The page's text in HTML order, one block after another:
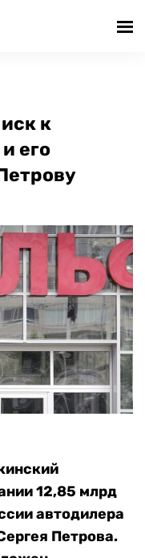
к
его
12,85 млрд
автодилера
Петрова.